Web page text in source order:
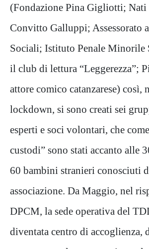
(Fondazione Pina Gigliotti; Nati
Convitto Galluppi; Assessorato
Sociali; Istituto Penale Minorile
il club di lettura “Leggerezza”;
attore comico catanzarese) così,
lockdown, si sono creati sei
esperti e soci volontari, che
custodi” sono stati accanto alle
60 bambini stranieri conosciuti
associazione. Da Maggio, nel
DPCM, la sede operativa del
diventata centro di accoglienza,